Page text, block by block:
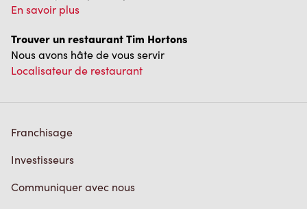
En savoir plus
Trouver un restaurant Tim Hortons
Nous avons hâte de vous servir
Localisateur de restaurant
Franchisage
Investisseurs
Communiquer avec nous